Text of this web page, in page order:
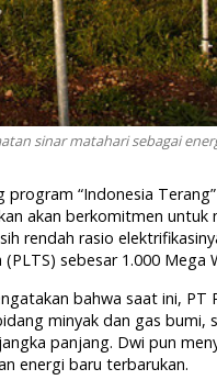
sinar matahari sebagai
program “Indonesia
akan berkomitmen untuk
rendah rasio
sebesar 1.000 Mega
bahwa saat ini, PT
minyak dan gas bumi,
panjang. Dwi pun
energi baru terbarukan.